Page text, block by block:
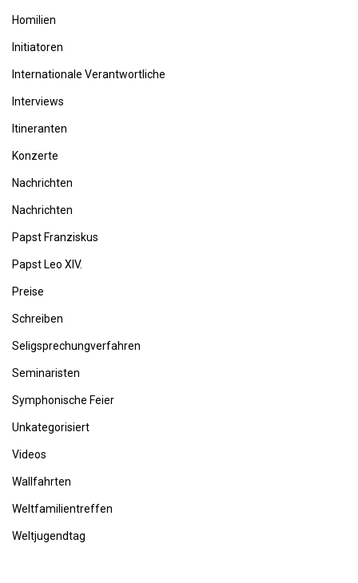
Homilien
Initiatoren
Internationale Verantwortliche
Interviews
Itineranten
Konzerte
Nachrichten
Nachrichten
Papst Franziskus
Papst Leo XIV.
Preise
Schreiben
Seligsprechungverfahren
Seminaristen
Symphonische Feier
Unkategorisiert
Videos
Wallfahrten
Weltfamilientreffen
Weltjugendtag